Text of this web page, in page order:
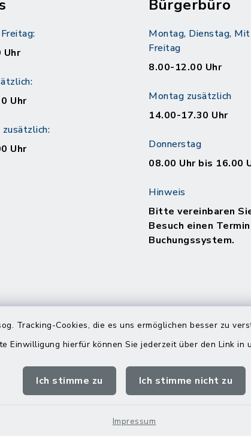
Tracking-Cookies, die es uns ermöglichen besser zu
Einwilligung hierfür können Sie jederzeit über den Link in
Ich stimme zu Ich stimme nicht zu
Impressum
Uhr
Uhr
Uhr
Bürgerbüro
Montag, Dienstag,
Freitag
8.00-12.00 Uhr
Montag zusätzlich
14.00-17.30 Uhr
Donnerstag
08.00 Uhr bis 16.00
Hinweis
Bitte vereinbaren
Besuch einen
Buchungssystem.